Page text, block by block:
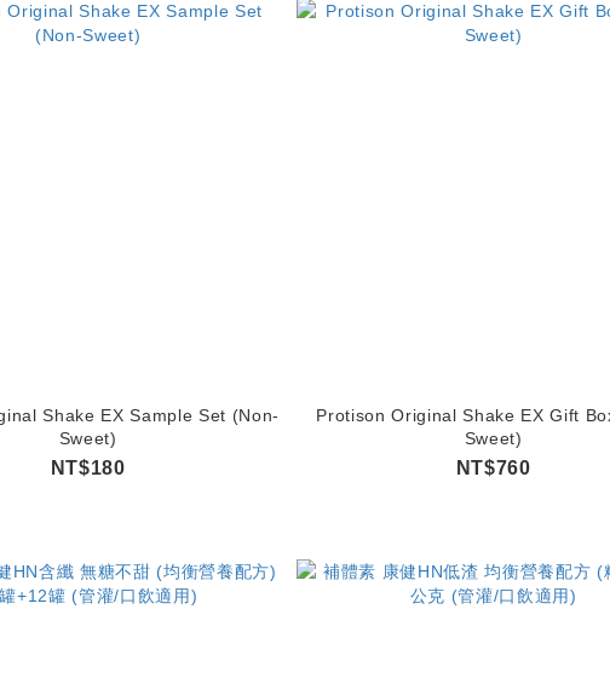
Shake EX Sample Set (Non-
Sweet)
NT$180
Protison Original Shake EX Gift
Sweet)
NT$760